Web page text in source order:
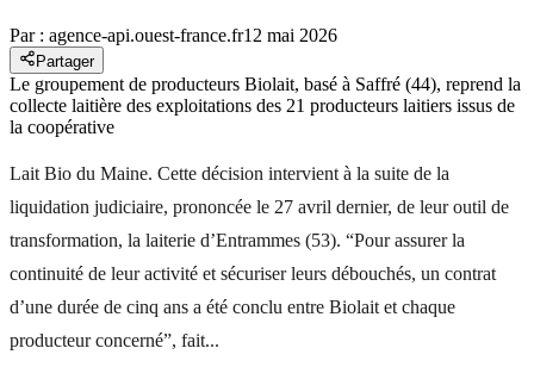
Par : agence-api.ouest-france.fr12 mai 2026
Partager
Le groupement de producteurs Biolait, basé à Saffré (44), reprend la
collecte laitière des exploitations des 21 producteurs laitiers issus de
la coopérative
Lait Bio du Maine. Cette décision intervient à la suite de la
liquidation judiciaire, prononcée le 27 avril dernier, de leur outil de
transformation, la laiterie d’Entrammes (53). “Pour assurer la
continuité de leur activité et sécuriser leurs débouchés, un contrat
d’une durée de cinq ans a été conclu entre Biolait et chaque
producteur concerné”, fait...